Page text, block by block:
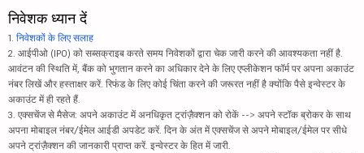
निवेशक ध्यान दें
1. निवेशकों के लिए सलाह
2. आईपीओ (IPO) को सब्सक्राइब करते समय निवेशकों द्वारा चेक जारी करने की आवश्यकता नहीं है.
आवंटन की स्थिति में, बैंक को भुगतान करने का अधिकार देने के लिए एप्लीकेशन फॉर्म पर अपना अकाउंट
नंबर लिखें और हस्ताक्षर करें. रिफंड के लिए कोई चिंता करने की जरूरत नहीं है क्योंकि पैसे इन्वेस्टर के
अकाउंट में ही रहते हैं.
3. एक्सचेंज से मैसेज: अपने अकाउंट में अनधिकृत ट्रांज़ैक्शन को रोकें --> अपने स्टॉक ब्रोकर के साथ
अपना मोबाइल नंबर/ईमेल आईडी अपडेट करें. दिन के अंत में एक्सचेंज से अपने मोबाइल/ईमेल पर सीधे
अपने ट्रांज़ैक्शन की जानकारी प्राप्त करें. इन्वेस्टर के हित में जारी.